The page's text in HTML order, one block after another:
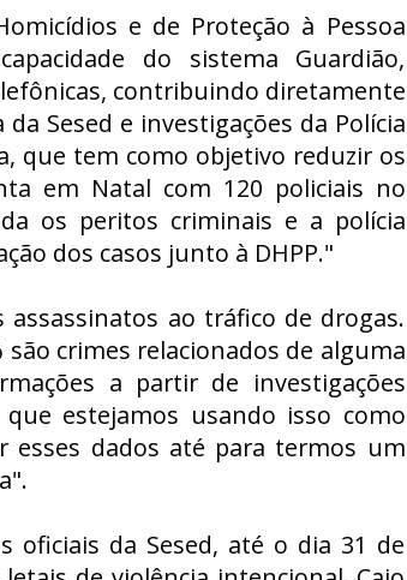
e de Proteção à Pessoa
do sistema Guardião,
contribuindo diretamente
Sesed e investigações da Polícia
que tem como objetivo reduzir os
em Natal com 120 policiais no
os peritos criminais e a polícia
dos casos junto à DHPP."
ao tráfico de drogas.
são crimes relacionados de alguma
a partir de investigações
estejamos usando isso como
esses dados até para termos um
oficiais da Sesed, até o dia 31 de